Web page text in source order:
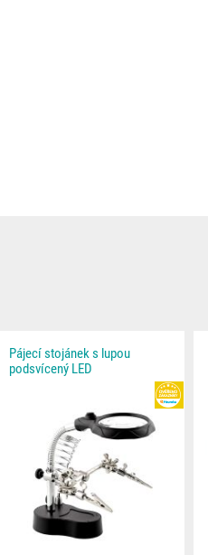
Pájecí stojánek s lupou
podsvícený LED